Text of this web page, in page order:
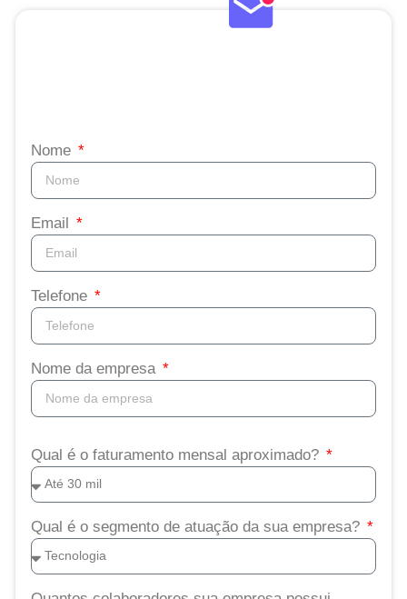
Nome
Email
Telefone
Nome da empresa
Qual é o faturamento mensal aproximado?
Qual é o segmento de atuação da sua empresa?